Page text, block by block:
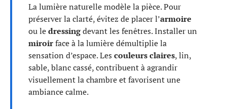
La lumière naturelle modèle la pièce. Pour
préserver la clarté, évitez de placer l’armoire
ou ledressingdevant les fenêtres. Installer un
miroirface à la lumière démultiplie la
sensation d’espace. Les couleurs claires, lin,
sable, blanc cassé, contribuent à agrandir
visuellement la chambre et favorisent une
ambiance calme.